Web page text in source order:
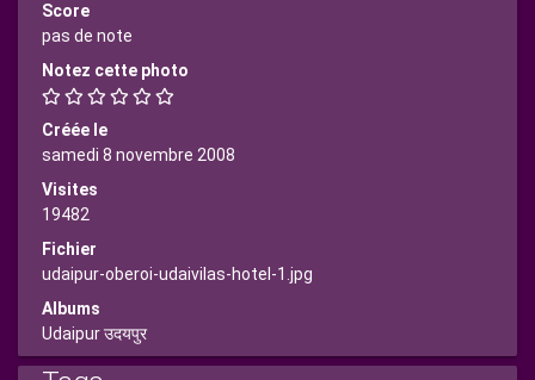
Score
pas de note
Notez cette photo
Créée le
samedi 8 novembre 2008
Visites
19482
Fichier
udaipur-oberoi-udaivilas-hotel-1.jpg
Albums
Udaipur उदयपुर